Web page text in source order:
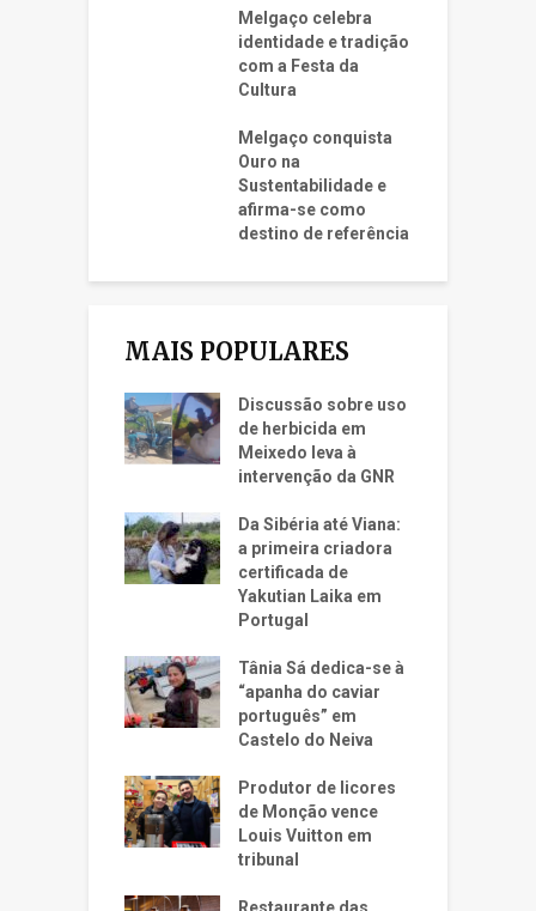
Melgaço celebra
identidade e tradição
com a Festa da
Cultura
Melgaço conquista
Ouro na
Sustentabilidade e
afirma-se como
destino de referência
MAIS POPULARES
Discussão sobre uso
de herbicida em
Meixedo leva à
intervenção da GNR
Da Sibéria até Viana:
a primeira criadora
certificada de
Yakutian Laika em
Portugal
Tânia Sá dedica-se à
“apanha do caviar
português” em
Castelo do Neiva
Produtor de licores
de Monção vence
Louis Vuitton em
tribunal
Restaurante das